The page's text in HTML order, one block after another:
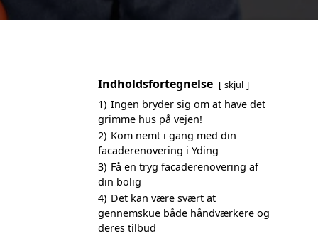
Indholdsfortegnelse skjul
1) Ingen bryder sig om at have det
grimme hus på vejen!
2) Kom nemt i gang med din
facaderenovering i Yding
3) Få en tryg facaderenovering af
din bolig
4) Det kan være svært at
gennemskue både håndværkere og
deres tilbud